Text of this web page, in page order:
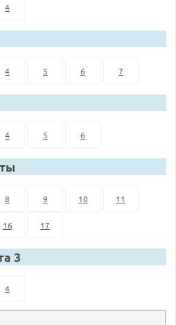
4
4 5 6 7
4 5 6
8 9 10 11
16 17
3
4